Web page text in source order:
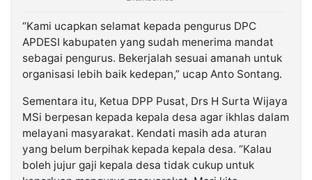
“Kami ucapkan selamat kepada pengurus DPC
APDESI kabupaten yang sudah menerima mandat
sebagai pengurus. Bekerjalah sesuai amanah untuk
organisasi lebih baik kedepan,” ucap Anto Sontang.
Sementara itu, Ketua DPP Pusat, Drs H Surta Wijaya
MSi berpesan kepada kepala desa agar ikhlas dalam
melayani masyarakat. Kendati masih ada aturan
yang belum berpihak kepada kepala desa. “Kalau
boleh jujur gaji kepala desa tidak cukup untuk